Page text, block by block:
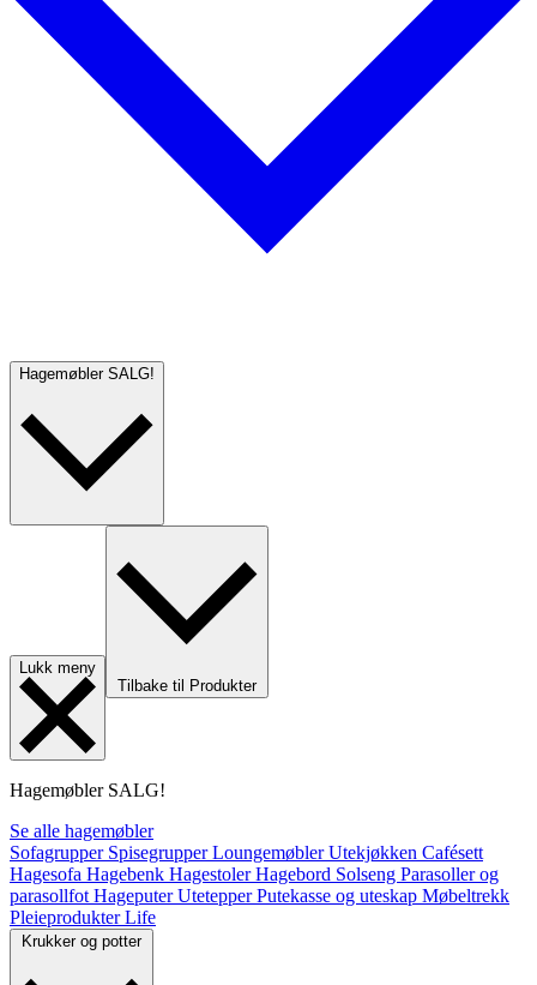
Hagemøbler SALG!
Lukk meny
Tilbake til Produkter
Hagemøbler SALG!
Se alle hagemøbler
Sofagrupper SpisegrupperLoungemøblerUtekjøkken Cafésett
Hagesofa Hagebenk HagestolerHagebord Solseng Parasoller og
parasollfot HageputerUtetepperPutekasse og uteskap Møbeltrekk
PleieprodukterLife
Krukker og potter